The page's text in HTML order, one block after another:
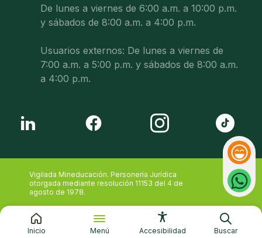
De lunes a viernes de 6:00 a.m. a 10:00 p.m.
y sábados de 8:00 a.m. a 4:00 p.m.
Usuarios externos: De lunes a viernes de
7:00 a.m. a 5:00 p.m. y sábados de 8:00 a.m.
a 4:00 p.m.
Vigilada Mineducación. Personería Jurídica
otorgada mediante resolución 11153 del 4 de
agosto de 1978.
Inicio Menú Accesibilidad Buscar